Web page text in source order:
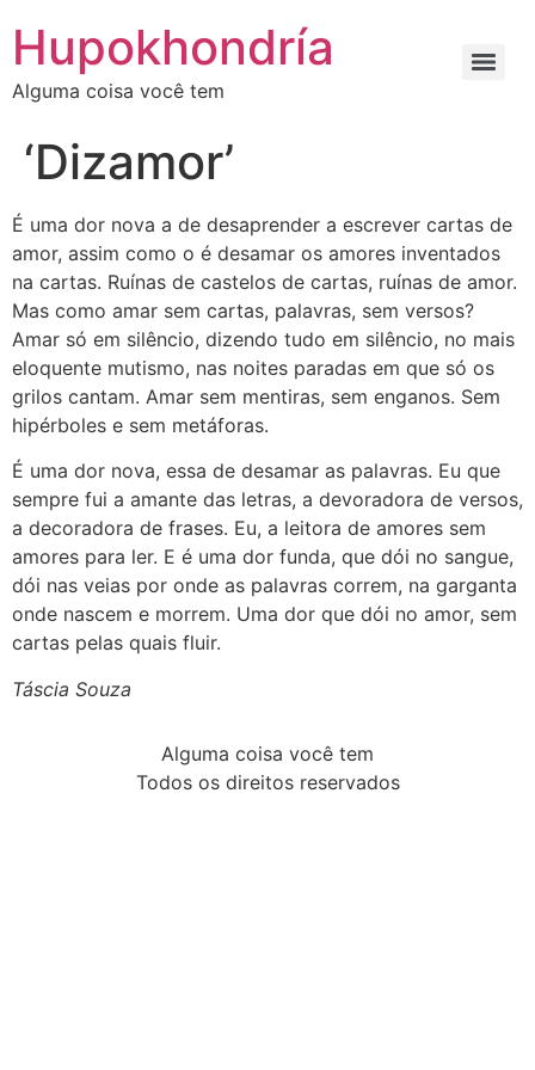
para
conteúdo
Hupokhondría
Alguma coisa você tem
‘Dizamor’
É uma dor nova a de desaprender a escrever cartas de
amor, assim como o é desamar os amores inventados
na cartas. Ruínas de castelos de cartas, ruínas de amor.
Mas como amar sem cartas, palavras, sem versos?
Amar só em silêncio, dizendo tudo em silêncio, no mais
eloquente mutismo, nas noites paradas em que só os
grilos cantam. Amar sem mentiras, sem enganos. Sem
hipérboles e sem metáforas.
É uma dor nova, essa de desamar as palavras. Eu que
sempre fui a amante das letras, a devoradora de versos,
a decoradora de frases. Eu, a leitora de amores sem
amores para ler. E é uma dor funda, que dói no sangue,
dói nas veias por onde as palavras correm, na garganta
onde nascem e morrem. Uma dor que dói no amor, sem
cartas pelas quais fluir.
Táscia Souza
Alguma coisa você tem
Todos os direitos reservados